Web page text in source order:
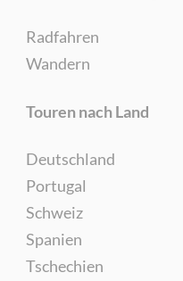
Radfahren
Wandern
Touren nach Land
Deutschland
Portugal
Schweiz
Spanien
Tschechien